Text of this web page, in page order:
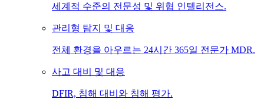
세계적 수준의 전문성 및 위협 인텔리전스.
관리형 탐지 및 대응
전체 환경을 아우르는 24시간 365일 전문가 MDR.
사고 대비 및 대응
DFIR, 침해 대비와 침해 평가.